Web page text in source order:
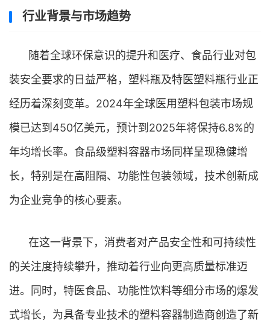
行业背景与市场趋势
随着全球环保意识的提升和医疗、食品行业对包
装安全要求的日益严格，塑料瓶及特医塑料瓶行业正
经历着深刻变革。2024年全球医用塑料包装市场规
模已达到450亿美元，预计到2025年将保持6.8%的
年均增长率。食品级塑料容器市场同样呈现稳健增
长，特别是在高阻隔、功能性包装领域，技术创新成
为企业竞争的核心要素。
在这一背景下，消费者对产品安全性和可持续性
的关注度持续攀升，推动着行业向更高质量标准迈
进。同时，特医食品、功能性饮料等细分市场的爆发
式增长，为具备专业技术的塑料容器制造商创造了新